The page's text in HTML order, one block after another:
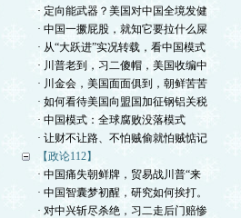
· 定向能武器？美国对中国全境发健
· 中国一撅屁股，就知它要拉什么屎
· 从“大跃进”实况转载，看中国模式
· 川普老到，习二傻帽，美国收编中
· 川金会，美国面面俱到，朝鲜苦苦
· 如何看待美国向盟国加征钢铝关税
· 中国模式：全球腐败没落模式
· 让财不让路、不怕贼偷就怕贼惦记
【政论112】
· 中国痛失朝鲜牌，贸易战川普“来
· 中国智囊梦初醒，研究如何挨打。
· 对中兴斩尽杀绝，习二走后门赔惨